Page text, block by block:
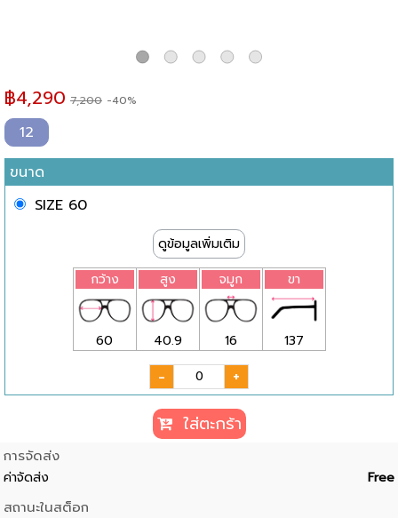
฿4,290 7,200 -40%
12
ขนาด
SIZE 60
ดูข้อมูลเพิ่มเติม
กว้าง
60
สูง
40.9
จมูก
16
ขา
137
- +
ใส่ตะกร้า
การจัดส่ง
ค่าจัดส่ง Free
สถานะในสต็อก